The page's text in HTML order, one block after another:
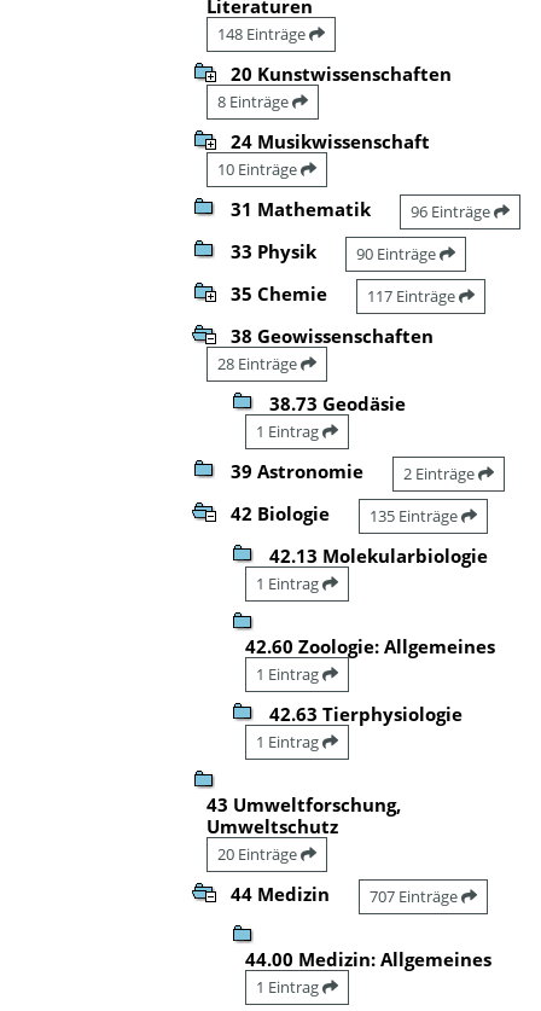
Literaturen
148 Einträge
20 Kunstwissenschaften
8 Einträge
24 Musikwissenschaft
10 Einträge
31 Mathematik 96 Einträge
33 Physik 90 Einträge
35 Chemie 117 Einträge
38 Geowissenschaften
28 Einträge
38.73 Geodäsie
1 Eintrag
39 Astronomie 2 Einträge
42 Biologie 135 Einträge
42.13 Molekularbiologie
1 Eintrag
42.60 Zoologie: Allgemeines
1 Eintrag
42.63 Tierphysiologie
1 Eintrag
43 Umweltforschung,
Umweltschutz
20 Einträge
44 Medizin 707 Einträge
44.00 Medizin: Allgemeines
1 Eintrag